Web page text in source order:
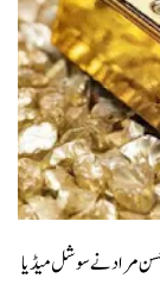
مراد نے سوشل میڈیا